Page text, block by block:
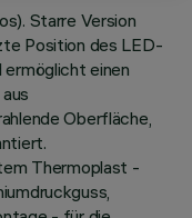
Starre Version
Position des LED-
ermöglicht einen
Oberfläche,
Thermoplast -